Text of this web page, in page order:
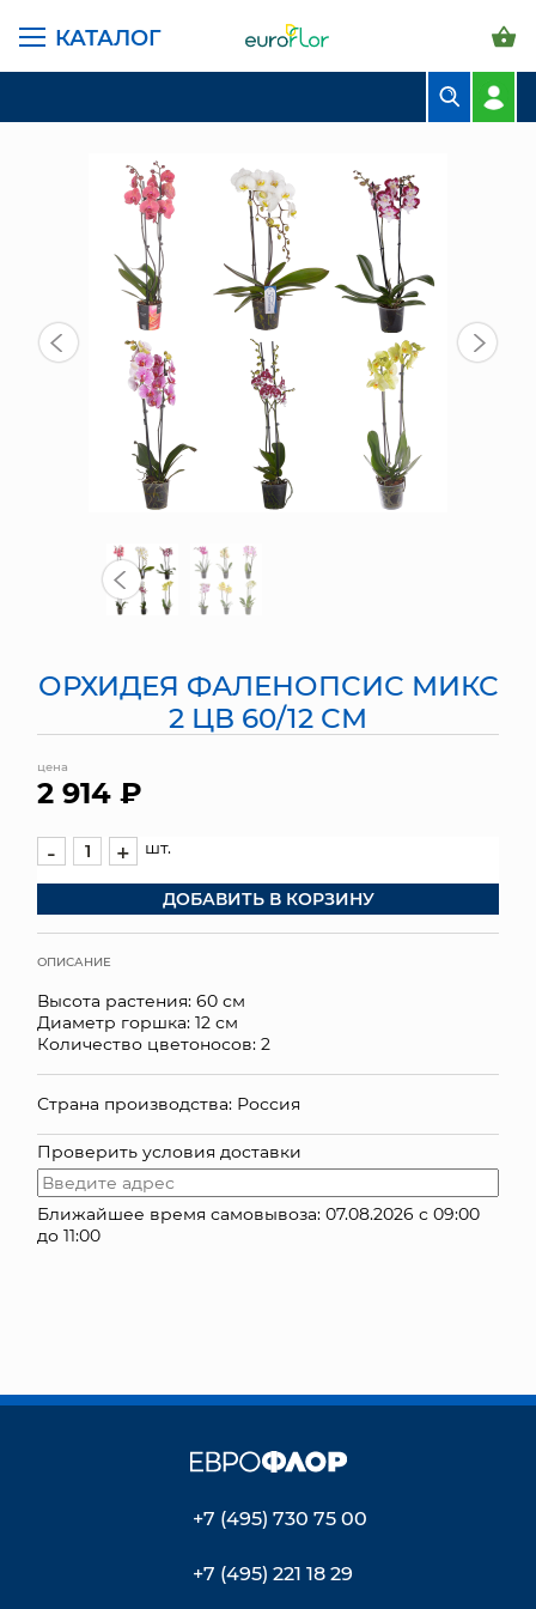
КАТАЛОГ
ЦВЕТЫ В ПАЧКАХ
СВАДЕБНАЯ ФЛОРИСТИКА
КОМНАТНЫЕ РАСТЕНИЯ
ГОРШКИ И КАШПО
ГРУНТЫ И УДОБРЕНИЯ
ПРЕДМЕТЫ ИНТЕРЬЕРА
МЯГКИЕ ИГРУШКИ
ЯЩИКИ
СУНДУКИ
ПОДАРОЧНЫЕ КАРТЫ
ОПТОВЫМ КЛИЕНТАМ
ДОСТАВКА И ОПЛАТА
КОНТАКТЫ
ГЛАВНАЯ СТРАНИЦА КАТАЛОГ
КОМНАТНЫЕ РАСТЕНИЯ
ОРХИДЕЯ ФАЛЕНОПСИС МИКС
2 ЦВ 60/12 СМ
цена
2 914 ₽
- + шт.
ДОБАВИТЬ В КОРЗИНУ
ОПИСАНИЕ
Высота растения: 60 см
Диаметр горшка: 12 см
Количество цветоносов: 2
Страна производства: Россия
Проверить условия доставки
Ближайшее время самовывоза: 07.08.2026 с 09:00
до 11:00
+7 (495) 730 75 00
+7 (495) 221 18 29